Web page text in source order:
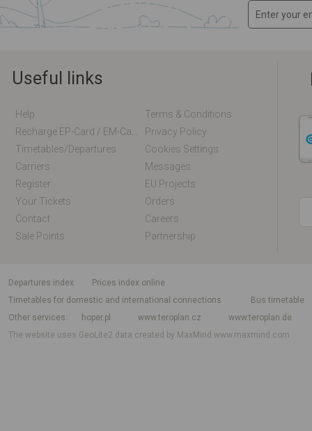
Useful links
Help
Terms & Conditions
Privacy Policy
Timetables/departures
Cookies Settings
Carriers
Messages
Register
EU Projects
Your Tickets
Orders
Contact
Careers
Sale Points
Partnership
departures index
Prices index online
Timetables for domestic and international connections
Bus timetable
Other services
hoper.pl www.teroplan.cz
www.teroplan.de
The website uses GeoLite2 data created by MaxMindwww.maxmind.com